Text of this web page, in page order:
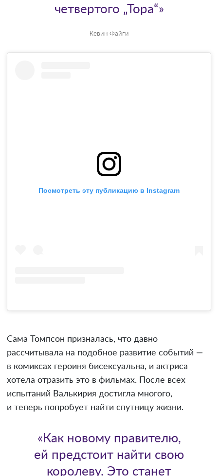
Кевин Файги
четвертого „Тора“»
Посмотреть эту публикацию в Instagram
Сама Томпсон призналась, что давно
рассчитывала на подобное развитие событий —
в комиксах героиня бисексуальна, и актриса
хотела отразить это в фильмах. После всех
испытаний Валькирия достигла многого,
и теперь попробует найти спутницу жизни.
«Как новому правителю,
ей предстоит найти свою
королеву. Это станет